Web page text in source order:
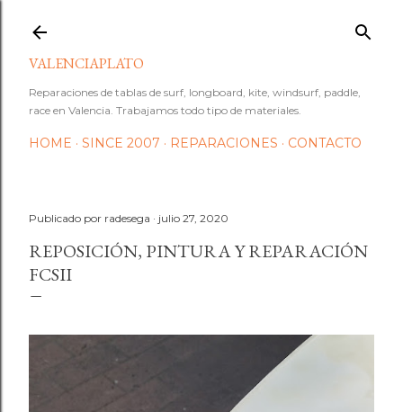
VALENCIAPLATO
Reparaciones de tablas de surf, longboard, kite, windsurf, paddle,
race en Valencia. Trabajamos todo tipo de materiales.
HOME SINCE 2007 REPARACIONES CONTACTO
Publicado por radesega julio 27, 2020
REPOSICIÓN, PINTURA Y REPARACIÓN
FCSII